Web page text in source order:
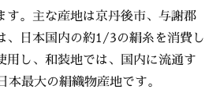
す。主な産地は京丹後市、与謝郡
、日本国内の約1/3の絹糸を消費し
用し、和装地では、国内に流通す
本最大の絹織物産地です。